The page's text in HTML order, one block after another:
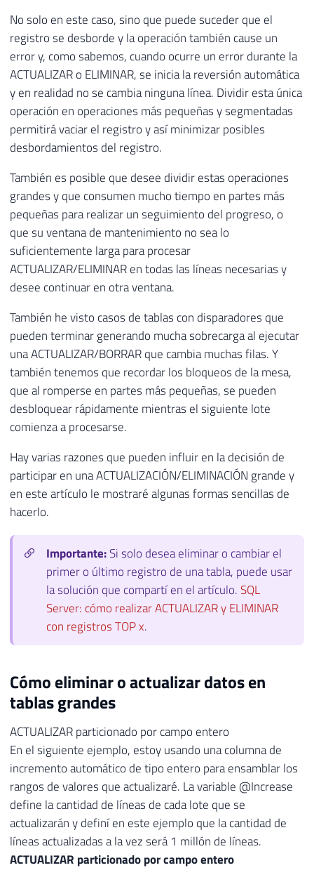
No solo en este caso, sino que puede suceder que el
registro se desborde y la operación también cause un
error y, como sabemos, cuando ocurre un error durante la
ACTUALIZAR o ELIMINAR, se inicia la reversión automática
y en realidad no se cambia ninguna línea. Dividir esta única
operación en operaciones más pequeñas y segmentadas
permitirá vaciar el registro y así minimizar posibles
desbordamientos del registro.
También es posible que desee dividir estas operaciones
grandes y que consumen mucho tiempo en partes más
pequeñas para realizar un seguimiento del progreso, o
que su ventana de mantenimiento no sea lo
suficientemente larga para procesar
ACTUALIZAR/ELIMINAR en todas las líneas necesarias y
desee continuar en otra ventana.
También he visto casos de tablas con disparadores que
pueden terminar generando mucha sobrecarga al ejecutar
una ACTUALIZAR/BORRAR que cambia muchas filas. Y
también tenemos que recordar los bloqueos de la mesa,
que al romperse en partes más pequeñas, se pueden
desbloquear rápidamente mientras el siguiente lote
comienza a procesarse.
Hay varias razones que pueden influir en la decisión de
participar en una ACTUALIZACIÓN/ELIMINACIÓN grande y
en este artículo le mostraré algunas formas sencillas de
hacerlo.
Importante:Si solo desea eliminar o cambiar el
primer o último registro de una tabla, puede usar
la solución que compartí en el artículo.SQL
Server: cómo realizar ACTUALIZAR y ELIMINAR
con registros TOP x.
Cómo eliminar o actualizar datos en
tablas grandes
ACTUALIZAR particionado por campo entero
En el siguiente ejemplo, estoy usando una columna de
incremento automático de tipo entero para ensamblar los
rangos de valores que actualizaré. La variable @Increase
define la cantidad de líneas de cada lote que se
actualizarán y definí en este ejemplo que la cantidad de
líneas actualizadas a la vez será 1 millón de líneas.
ACTUALIZAR particionado por campo entero